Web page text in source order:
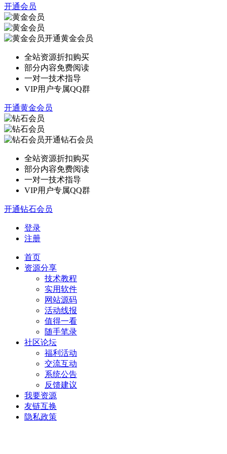
开通会员
开通黄金会员
全站资源折扣购买
部分内容免费阅读
一对一技术指导
VIP用户专属QQ群
开通黄金会员
开通钻石会员
全站资源折扣购买
部分内容免费阅读
一对一技术指导
VIP用户专属QQ群
开通钻石会员
登录
注册
首页
资源分享
技术教程
实用软件
网站源码
活动线报
值得一看
随手笔录
社区论坛
福利活动
交流互动
系统公告
反馈建议
我要资源
友链互换
隐私政策